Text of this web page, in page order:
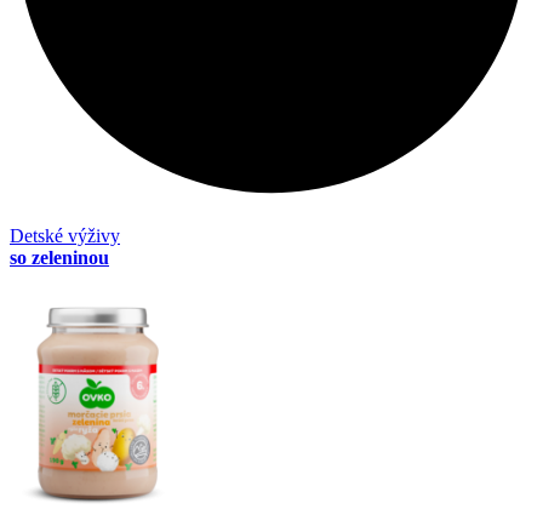
Detské výživy
so zeleninou